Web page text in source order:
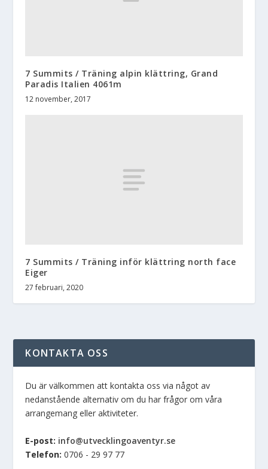
7 Summits / Träning alpin klättring, Grand
Paradis Italien 4061m
12 november, 2017
7 Summits / Träning inför klättring north face
Eiger
27 februari, 2020
KONTAKTA OSS
Du är välkommen att kontakta oss via något av
nedanstående alternativ om du har frågor om våra
arrangemang eller aktiviteter.
E-post: info@utvecklingoaventyr.se
Telefon: 0706 - 29 97 77